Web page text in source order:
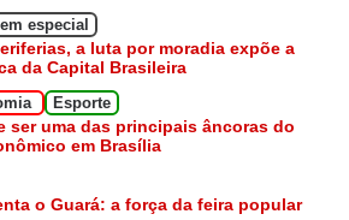
especial
a luta por moradia expõe a
da Capital Brasileira
Esporte
ser uma das principais âncoras do
em Brasília
o Guará: a força da feira popular